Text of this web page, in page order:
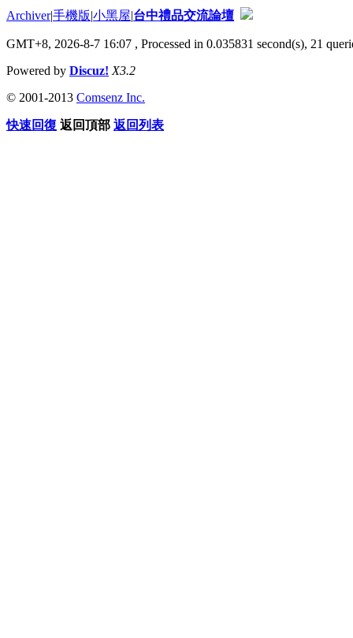
Archiver|手機版|小黑屋|台中禮品交流論壇
GMT+8, 2026-8-7 16:07 , Processed in 0.035831 second(s), 21
Powered by Discuz! X3.2
© 2001-2013 Comsenz Inc.
快速回復 返回頂部 返回列表